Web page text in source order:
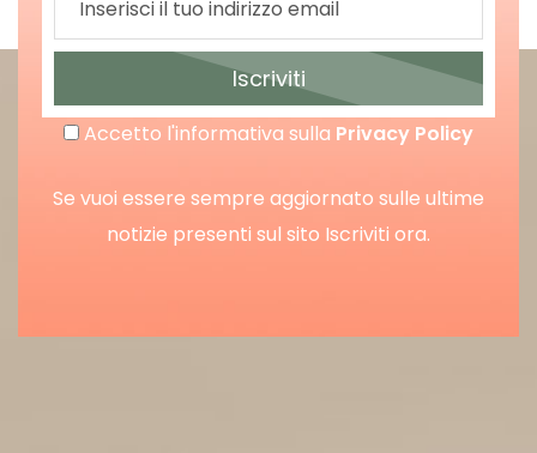
Iscriviti
Accetto l'informativa sulla Privacy Policy
Se vuoi essere sempre aggiornato sulle ultime
notizie presenti sul sito Iscriviti ora.